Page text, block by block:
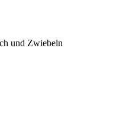
und Zwiebeln